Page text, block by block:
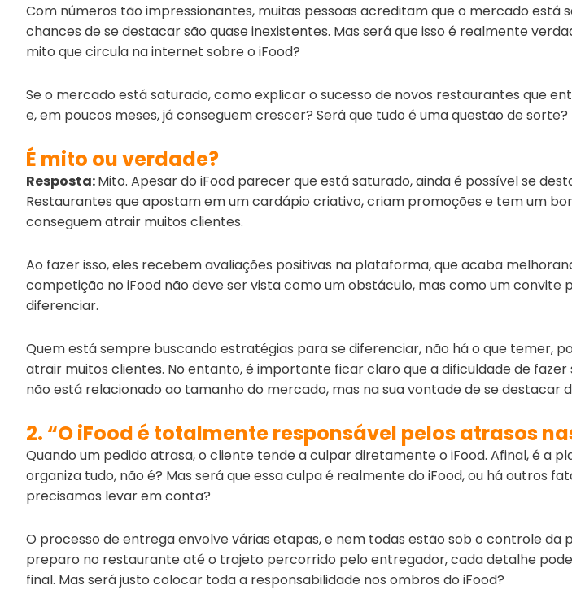
Com números tão impressionantes, muitas pessoas acreditam que o mercado está
chances de se destacar são quase inexistentes. Mas será que isso é realmente
mito que circula na internet sobre o iFood?
Se o mercado está saturado, como explicar o sucesso de novos restaurantes que
e, em poucos meses, já conseguem crescer? Será que tudo é uma questão de sorte?
É mito ou verdade?
Resposta:Mito. Apesar do iFood parecer que está saturado, ainda é possível se
Restaurantes que apostam em um cardápio criativo, criam promoções e tem um
conseguem atrair muitos clientes.
Ao fazer isso, eles recebem avaliações positivas na plataforma, que acaba
competição no iFood não deve ser vista como um obstáculo, mas como um convite
diferenciar.
Quem está sempre buscando estratégias para se diferenciar, não há o que temer,
atrair muitos clientes. No entanto, é importante ficar claro que a dificuldade de fazer
não está relacionado ao tamanho do mercado, mas na sua vontade de se destacar
2. “O iFood é totalmente responsável pelos atrasos
Quando um pedido atrasa, o cliente tende a culpar diretamente o iFood. Afinal, é a
organiza tudo, não é? Mas será que essa culpa é realmente do iFood, ou há outros
precisamos levar em conta?
O processo de entrega envolve várias etapas, e nem todas estão sob o controle da
preparo no restaurante até o trajeto percorrido pelo entregador, cada detalhe
final. Mas será justo colocar toda a responsabilidade nos ombros do iFood?